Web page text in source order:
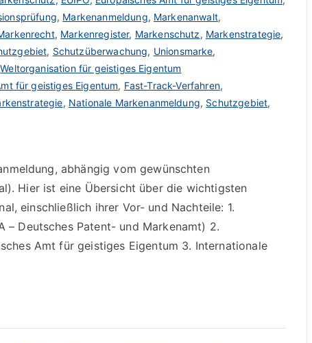
, Markenanmeldung, Markenanwalt,
, Markenregister, Markenschutz, Markenstrategie,
, Schutzüberwachung, Unionsmarke,
Weltorganisation für geistiges Eigentum
für geistiges Eigentum, Fast-Track-Verfahren,
, Nationale Markenanmeldung, Schutzgebiet,
abhängig vom gewünschten
Hier ist eine Übersicht über die wichtigsten
einschließlich ihrer Vor- und Nachteile: 1.
– Deutsches Patent- und Markenamt) 2.
Amt für geistiges Eigentum 3. Internationale